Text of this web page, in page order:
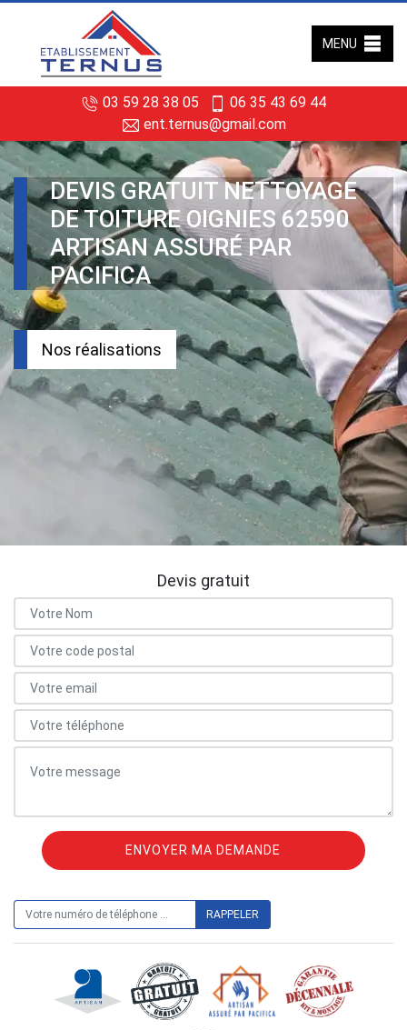
03 59 28 38 05
06 35 43 69 44
ent.ternus@gmail.com
MENU
DEVIS GRATUIT NETTOYAGE
DE TOITURE OIGNIES 62590
ARTISAN ASSURÉ PAR
PACIFICA
Nos réalisations
Devis gratuit